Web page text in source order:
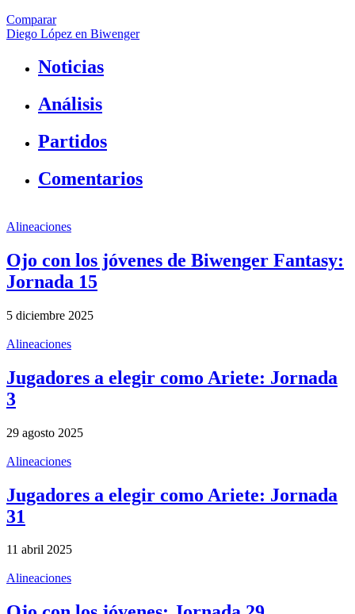
Comparar
Diego López en Biwenger
Noticias
Análisis
Partidos
Comentarios
Alineaciones
Ojo con los jóvenes de Biwenger Fantasy:
Jornada 15
5 diciembre 2025
Alineaciones
Jugadores a elegir como Ariete: Jornada
3
29 agosto 2025
Alineaciones
Jugadores a elegir como Ariete: Jornada
31
11 abril 2025
Alineaciones